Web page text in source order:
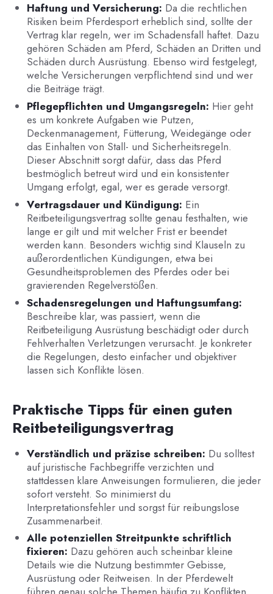
Haftung und Versicherung: Da die rechtlichen
Risiken beim Pferdesport erheblich sind, sollte der
Vertrag klar regeln, wer im Schadensfall haftet. Dazu
gehören Schäden am Pferd, Schäden an Dritten und
Schäden durch Ausrüstung. Ebenso wird festgelegt,
welche Versicherungen verpflichtend sind und wer
die Beiträge trägt.
Pflegepflichten und Umgangsregeln: Hier geht
es um konkrete Aufgaben wie Putzen,
Deckenmanagement, Fütterung, Weidegänge oder
das Einhalten von Stall- und Sicherheitsregeln.
Dieser Abschnitt sorgt dafür, dass das Pferd
bestmöglich betreut wird und ein konsistenter
Umgang erfolgt, egal, wer es gerade versorgt.
Vertragsdauer und Kündigung: Ein
Reitbeteiligungsvertrag sollte genau festhalten, wie
lange er gilt und mit welcher Frist er beendet
werden kann. Besonders wichtig sind Klauseln zu
außerordentlichen Kündigungen, etwa bei
Gesundheitsproblemen des Pferdes oder bei
gravierenden Regelverstößen.
Schadensregelungen und Haftungsumfang:
Beschreibe klar, was passiert, wenn die
Reitbeteiligung Ausrüstung beschädigt oder durch
Fehlverhalten Verletzungen verursacht. Je konkreter
die Regelungen, desto einfacher und objektiver
lassen sich Konflikte lösen.
Praktische Tipps für einen guten
Reitbeteiligungsvertrag
Verständlich und präzise schreiben: Du solltest
auf juristische Fachbegriffe verzichten und
stattdessen klare Anweisungen formulieren, die jeder
sofort versteht. So minimierst du
Interpretationsfehler und sorgst für reibungslose
Zusammenarbeit.
Alle potenziellen Streitpunkte schriftlich
fixieren: Dazu gehören auch scheinbar kleine
Details wie die Nutzung bestimmter Gebisse,
Ausrüstung oder Reitweisen. In der Pferdewelt